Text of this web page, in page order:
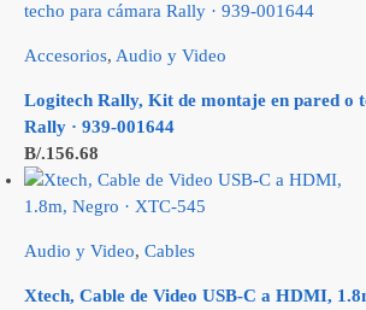
Accesorios, Audio y Video
Logitech Rally, Kit de montaje en pared o
Rally · 939-001644
B/.156.68
Audio y Video, Cables
Xtech, Cable de Video USB-C a HDMI,